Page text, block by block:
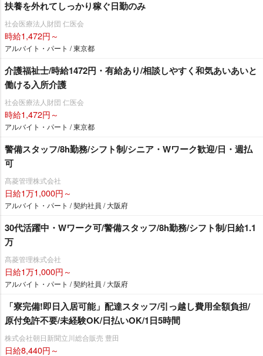
扶養を外れてしっかり稼ぐ日勤のみ
社会医療法人財団 仁医会
時給1,472円～
アルバイト・パート / 東京都
介護福祉士/時給1472円・有給あり/相談しやすく和気あいあいと
働ける入所介護
社会医療法人財団 仁医会
時給1,472円～
アルバイト・パート / 東京都
警備スタッフ/8h勤務/シフト制/シニア・Wワーク歓迎/日・週払
可
髙菱管理株式会社
日給1万1,000円～
アルバイト・パート / 契約社員 / 大阪府
30代活躍中・Wワーク可/警備スタッフ/8h勤務/シフト制/日給1.1
万
髙菱管理株式会社
日給1万1,000円～
アルバイト・パート / 契約社員 / 大阪府
「寮完備!即日入居可能」配達スタッフ/引っ越し費用全額負担/
原付免許不要/未経験OK/日払いOK/1日5時間
株式会社朝日新聞立川総合販売 豊田
日給8,440円～